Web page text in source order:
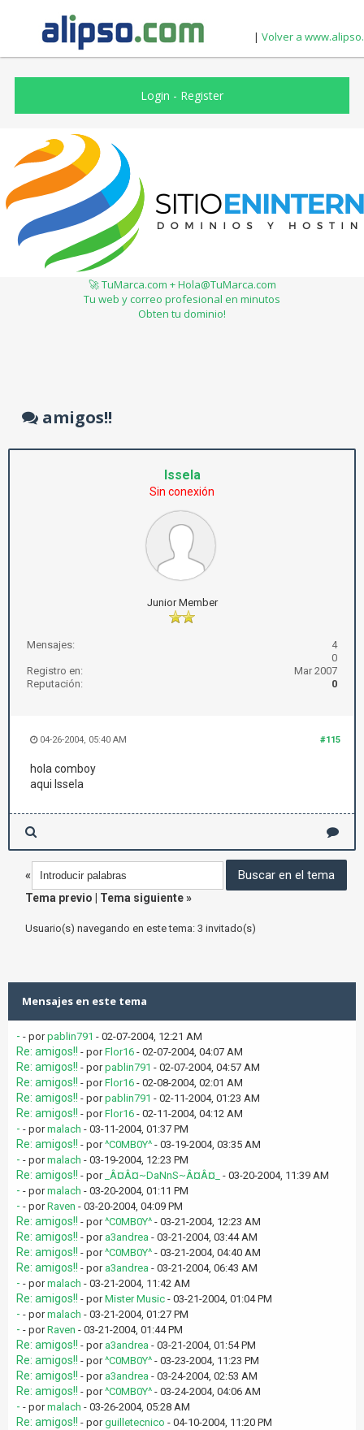
| Volver a
Login - Register
🚀 TuMarca.com + Hola@TuMarca.com
Tu web y correo profesional en minutos
Obten tu dominio!
amigos!!
Issela
Sin conexión
Junior Member
Mensajes:
4
0
Registro en:
Mar 2007
Reputación:
0
#115
04-26-2004, 05:40 AM
hola comboy
aqui Issela
«
Tema previo
Tema siguiente»
Usuario(s) navegando en este tema: 3 invitado(s)
Mensajes en este tema
- - porpablin791 - 02-07-2004, 12:21 AM
Re: amigos!! - porFlor16 - 02-07-2004, 04:07 AM
Re: amigos!! - porpablin791 - 02-07-2004, 04:57 AM
Re: amigos!! - porFlor16 - 02-08-2004, 02:01 AM
Re: amigos!! - porpablin791 - 02-11-2004, 01:23 AM
Re: amigos!! - porFlor16 - 02-11-2004, 04:12 AM
- - pormalach - 03-11-2004, 01:37 PM
Re: amigos!! - por^C0MB0Y^ - 03-19-2004, 03:35 AM
- - pormalach - 03-19-2004, 12:23 PM
Re: amigos!! - por _Â¤Â¤~DaNnS~Â¤Â¤_ - 03-20-2004, 11:39 AM
- - pormalach - 03-20-2004, 01:11 PM
- - porRaven - 03-20-2004, 04:09 PM
Re: amigos!! - por^C0MB0Y^ - 03-21-2004, 12:23 AM
Re: amigos!! - por a3andrea - 03-21-2004, 03:44 AM
Re: amigos!! - por^C0MB0Y^ - 03-21-2004, 04:40 AM
Re: amigos!! - por a3andrea - 03-21-2004, 06:43 AM
- - pormalach - 03-21-2004, 11:42 AM
Re: amigos!! - porMister Music - 03-21-2004, 01:04 PM
- - pormalach - 03-21-2004, 01:27 PM
- - porRaven - 03-21-2004, 01:44 PM
Re: amigos!! - por a3andrea - 03-21-2004, 01:54 PM
Re: amigos!! - por^C0MB0Y^ - 03-23-2004, 11:23 PM
Re: amigos!! - por a3andrea - 03-24-2004, 02:53 AM
Re: amigos!! - por^C0MB0Y^ - 03-24-2004, 04:06 AM
- - pormalach - 03-26-2004, 05:28 AM
Re: amigos!! - porguilletecnico - 04-10-2004, 11:20 PM